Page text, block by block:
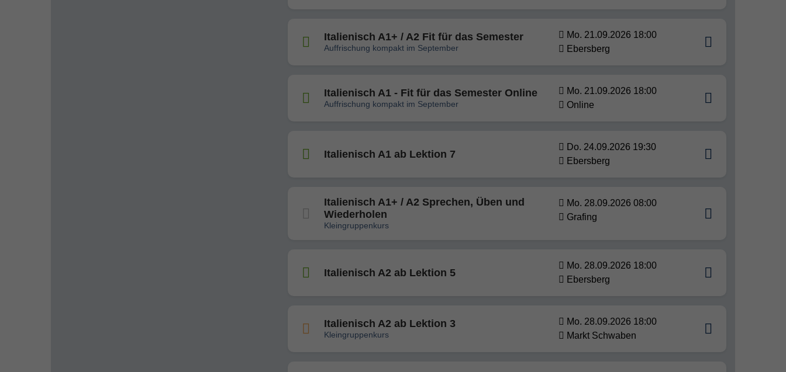
Italienisch A1+ / A2 Fit für das Semester
Auffrischung kompakt im September
Mo. 21.09.2026 18:00
Ebersberg
Italienisch A1 - Fit für das Semester Online
Auffrischung kompakt im September
Mo. 21.09.2026 18:00
Online
Italienisch A1 ab Lektion 7
Do. 24.09.2026 19:30
Ebersberg
Italienisch A1+ / A2 Sprechen, Üben und
Wiederholen
Kleingruppenkurs
Mo. 28.09.2026 08:00
Grafing
Italienisch A2 ab Lektion 5
Mo. 28.09.2026 18:00
Ebersberg
Italienisch A2 ab Lektion 3
Kleingruppenkurs
Mo. 28.09.2026 18:00
Markt Schwaben